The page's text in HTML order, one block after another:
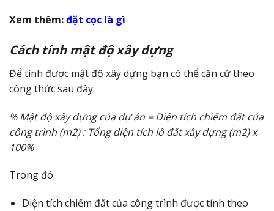
Xem thêm:đặt cọc là gì
Cách tính mật độ xây dựng
Để tính được mật độ xây dựng bạn có thể căn cứ theo
công thức sau đây:
% Mật độ xây dựng của dự án = Diện tích chiếm đất của
công trình (m2) : Tổng diện tích lô đất xây dựng (m2) x
100%
Trong đó:
Diện tích chiếm đất của công trình được tính theo